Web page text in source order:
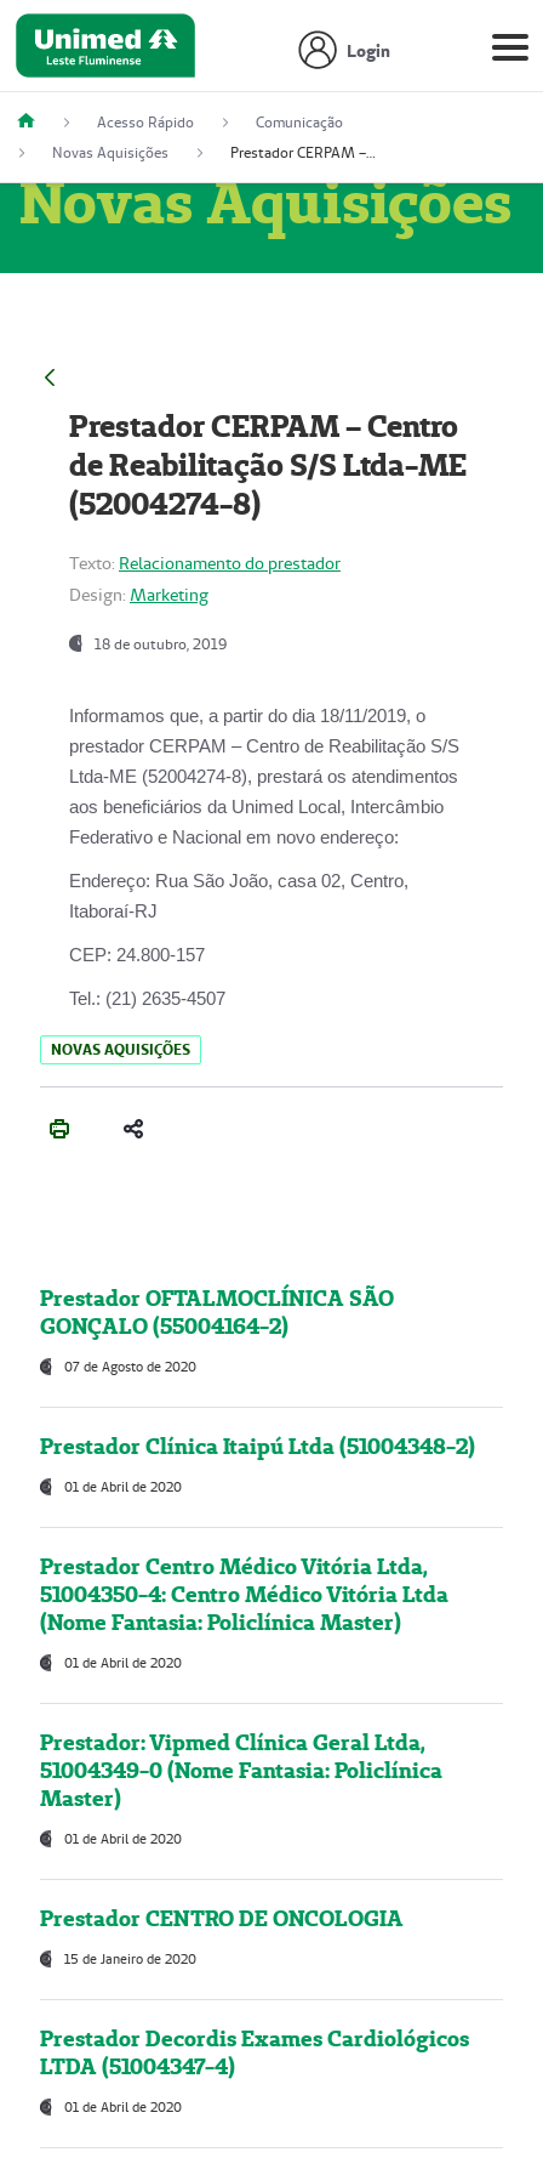
Login
Acesso Rápido
Comunicação
Novas Aquisições
Prestador CERPAM – Centro de Reabilitação S/S Ltda-ME (52004274-8)
Novas Aquisições
Prestador CERPAM – Centro
de Reabilitação S/S Ltda-ME
(52004274-8)
Texto: Relacionamento do prestador
Design: Marketing
18 de outubro, 2019
Informamos que, a partir do dia 18/11/2019, o
prestador CERPAM – Centro de Reabilitação S/S
Ltda-ME (52004274-8), prestará os atendimentos
aos beneficiários da Unimed Local, Intercâmbio
Federativo e Nacional em novo endereço:
Endereço: Rua São João, casa 02, Centro,
Itaboraí-RJ
CEP: 24.800-157
Tel.: (21) 2635-4507
NOVAS AQUISIÇÕES
Prestador OFTALMOCLÍNICA SÃO
GONÇALO (55004164-2)
07 de Agosto de 2020
Prestador Clínica Itaipú Ltda (51004348-2)
01 de Abril de 2020
Prestador Centro Médico Vitória Ltda,
51004350-4: Centro Médico Vitória Ltda
(Nome Fantasia: Policlínica Master)
01 de Abril de 2020
Prestador: Vipmed Clínica Geral Ltda,
51004349-0 (Nome Fantasia: Policlínica
Master)
01 de Abril de 2020
Prestador CENTRO DE ONCOLOGIA
15 de Janeiro de 2020
Prestador Decordis Exames Cardiológicos
LTDA (51004347-4)
01 de Abril de 2020